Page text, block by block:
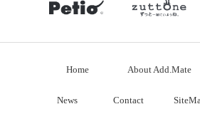
Home About Add.Mate
News Contact